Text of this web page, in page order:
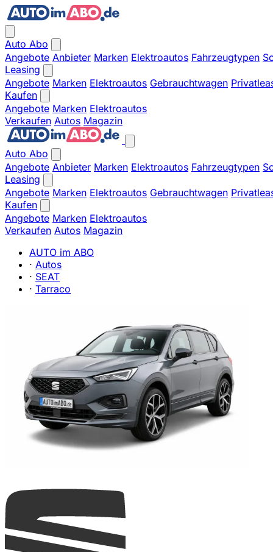
Auto Abo
Angebote Anbieter Marken Elektroautos Fahrzeugtypen
Leasing
Angebote Marken Elektroautos Gebrauchtwagen
Kaufen
Angebote Marken Elektroautos
Verkaufen Autos Magazin
Auto Abo
Angebote Anbieter Marken Elektroautos Fahrzeugtypen
Leasing
Angebote Marken Elektroautos Gebrauchtwagen
Kaufen
Angebote Marken Elektroautos
Verkaufen Autos Magazin
AUTO im ABO
· Autos
· SEAT
· Tarraco